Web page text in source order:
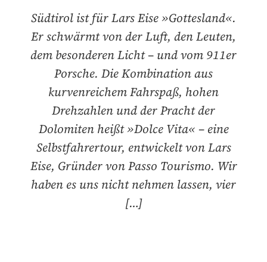
Südtirol ist für Lars Eise »Gottesland«.
Er schwärmt von der Luft, den Leuten,
dem besonderen Licht – und vom 911er
Porsche. Die Kombination aus
kurvenreichem Fahrspaß, hohen
Drehzahlen und der Pracht der
Dolomiten heißt »Dolce Vita« – eine
Selbstfahrertour, entwickelt von Lars
Eise, Gründer von Passo Tourismo. Wir
haben es uns nicht nehmen lassen, vier
[…]